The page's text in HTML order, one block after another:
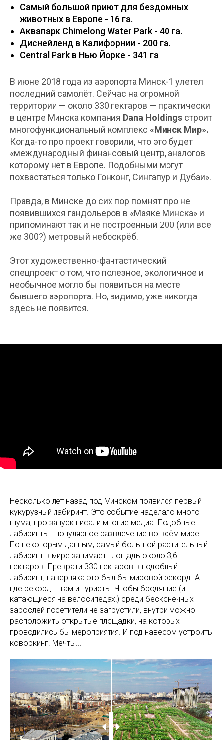
Самый большой приют для бездомных
животных в Европе - 16 га.
Аквапарк Chimelong Water Park - 40 га.
Диснейленд в Калифорнии - 200 га.
Central Park в Нью Йорке - 341 га
В июне 2018 года из аэропорта Минск-1 улетел
последний самолёт. Сейчас на огромной
территории — около 330 гектаров — практически
в центре Минска компания Dana Holdings строит
многофункциональный комплекс «Минск Мир».
Когда-то про проект говорили, что это будет
«международный финансовый центр, аналогов
которому нет в Европе. Подобными могут
похвастаться только Гонконг, Сингапур и Дубаи».
Правда, в Минске до сих пор помнят про не
появившихся гандольеров в «Маяке Минска» и
припоминают так и не построенный 200 (или всё
же 300?) метровый небоскрёб.
Этот художественно-фантастический
спецпроект о том, что полезное, экологичное и
необычное могло бы появиться на месте
бывшего аэропорта. Но, видимо, уже никогда
здесь не появится.
Несколько лет назад под Минском появился первый
кукурузный лабиринт. Это событие наделало много
шума, про запуск писали многие медиа. Подобные
лабиринты –популярное развлечение во всём мире.
По некоторым данным, самый большой растительный
лабиринт в мире занимает площадь около 3,6
гектаров. Преврати 330 гектаров в подобный
лабиринт, наверняка это был бы мировой рекорд. А
где рекорд – там и туристы. Чтобы бродящие (и
катающиеся на велосипедах!) среди бесконечных
зарослей посетители не загрустили, внутри можно
расположить открытые площадки, на которых
проводились бы мероприятия. И под навесом устроить
коворкинг. Мечты...